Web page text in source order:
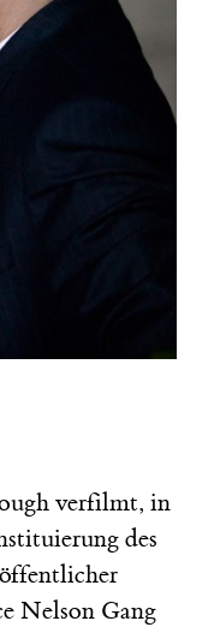
verfilmt, in
des
Nelson Gang